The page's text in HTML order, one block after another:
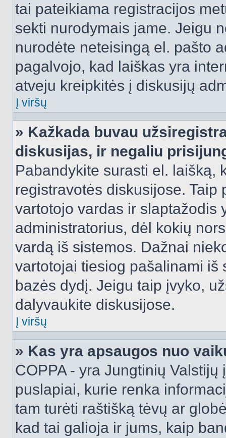
tai pateikiama registracijos
sekti nurodymais jame. Jeigu
nurodėte neteisingą el. pašto
pagalvojo, kad laiškas yra
atveju kreipkitės į diskusijų
Į viršų
» Kažkada buvau
diskusijas, ir negaliu
Pabandykite surasti el. laišką,
registravotės diskusijose.
vartotojo vardas ir slaptažodis
administratorius, dėl kokių
vardą iš sistemos. Dažnai
vartotojai tiesiog pašalinami iš
bazės dydį. Jeigu taip įvyko,
dalyvaukite diskusijose.
Į viršų
» Kas yra apsaugos nuo
COPPA - yra Jungtinių
puslapiai, kurie renka
tam turėti raštišką tėvų ar
kad tai galioja ir jums, kaip